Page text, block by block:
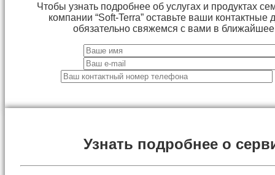
Чтобы узнать подробнее об услугах и продуктах
компании “Soft-Terra” оставьте ваши
обязательно свяжемся с вами в
Узнать подробнее о